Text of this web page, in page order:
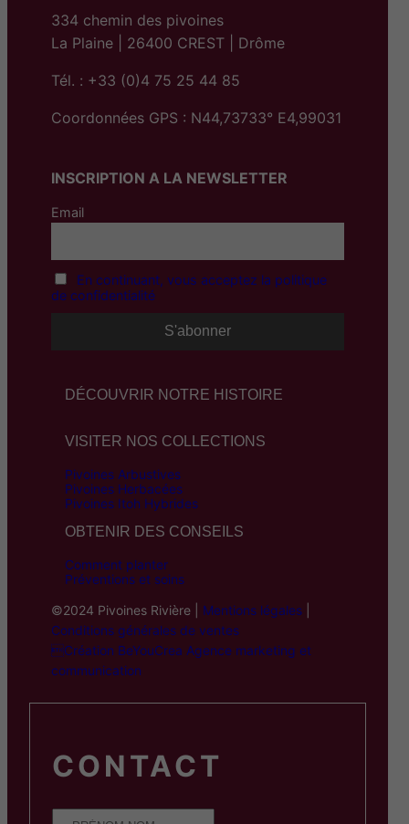
334 chemin des pivoines
La Plaine | 26400 CREST | Drôme
Tél. : +33 (0)4 75 25 44 85
Coordonnées GPS : N44,73733° E4,99031
INSCRIPTION A LA NEWSLETTER
Email
En continuant, vous acceptez la politique
de confidentialité
DÉCOUVRIR NOTRE HISTOIRE
VISITER NOS COLLECTIONS
Pivoines Arbustives
Pivoines Herbacées
Pivoines Itoh Hybrides
OBTENIR DES CONSEILS
Comment planter
Préventions et soins
©2024 Pivoines Rivière | Mentions légales
Conditions générales de ventes
Création BeYouCrea Agence marketing et
communication
CONTACT